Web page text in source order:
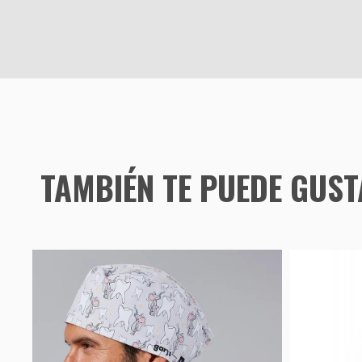
TAMBIÉN TE PUEDE